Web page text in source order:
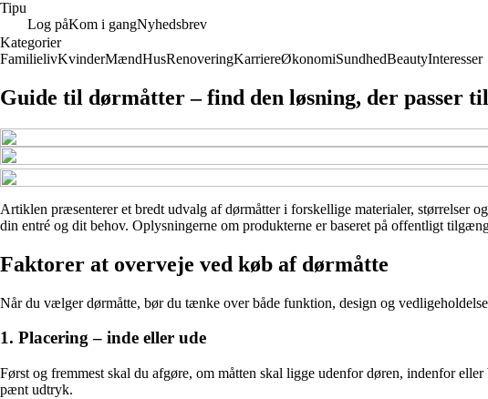
Tipu
Log påKom i gangNyhedsbrev
Kategorier
FamilielivKvinderMændHusRenoveringKarriereØkonomiSundhedBeautyInteresser
Guide til dørmåtter – find den løsning, der passer
Artiklen præsenterer et bredt udvalg af dørmåtter i forskellige materialer, størrelser
din entré og dit behov. Oplysningerne om produkterne er baseret på offentligt
Faktorer at overveje ved køb af dørmåtte
Når du vælger dørmåtte, bør du tænke over både funktion, design og
1. Placering – inde eller ude
Først og fremmest skal du afgøre, om måtten skal ligge udenfor døren, indenfor
pænt udtryk.